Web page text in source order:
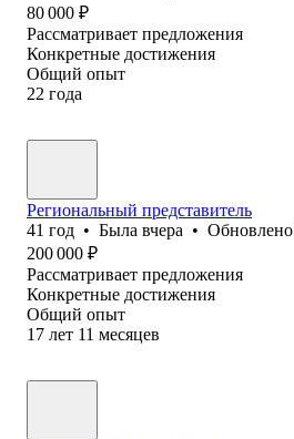
80 000 ₽
Рассматривает предложения
Конкретные достижения
Общий опыт
22 года
Региональный представитель
41 год • Была вчера • Обновлено
200 000 ₽
Рассматривает предложения
Конкретные достижения
Общий опыт
17 лет 11 месяцев